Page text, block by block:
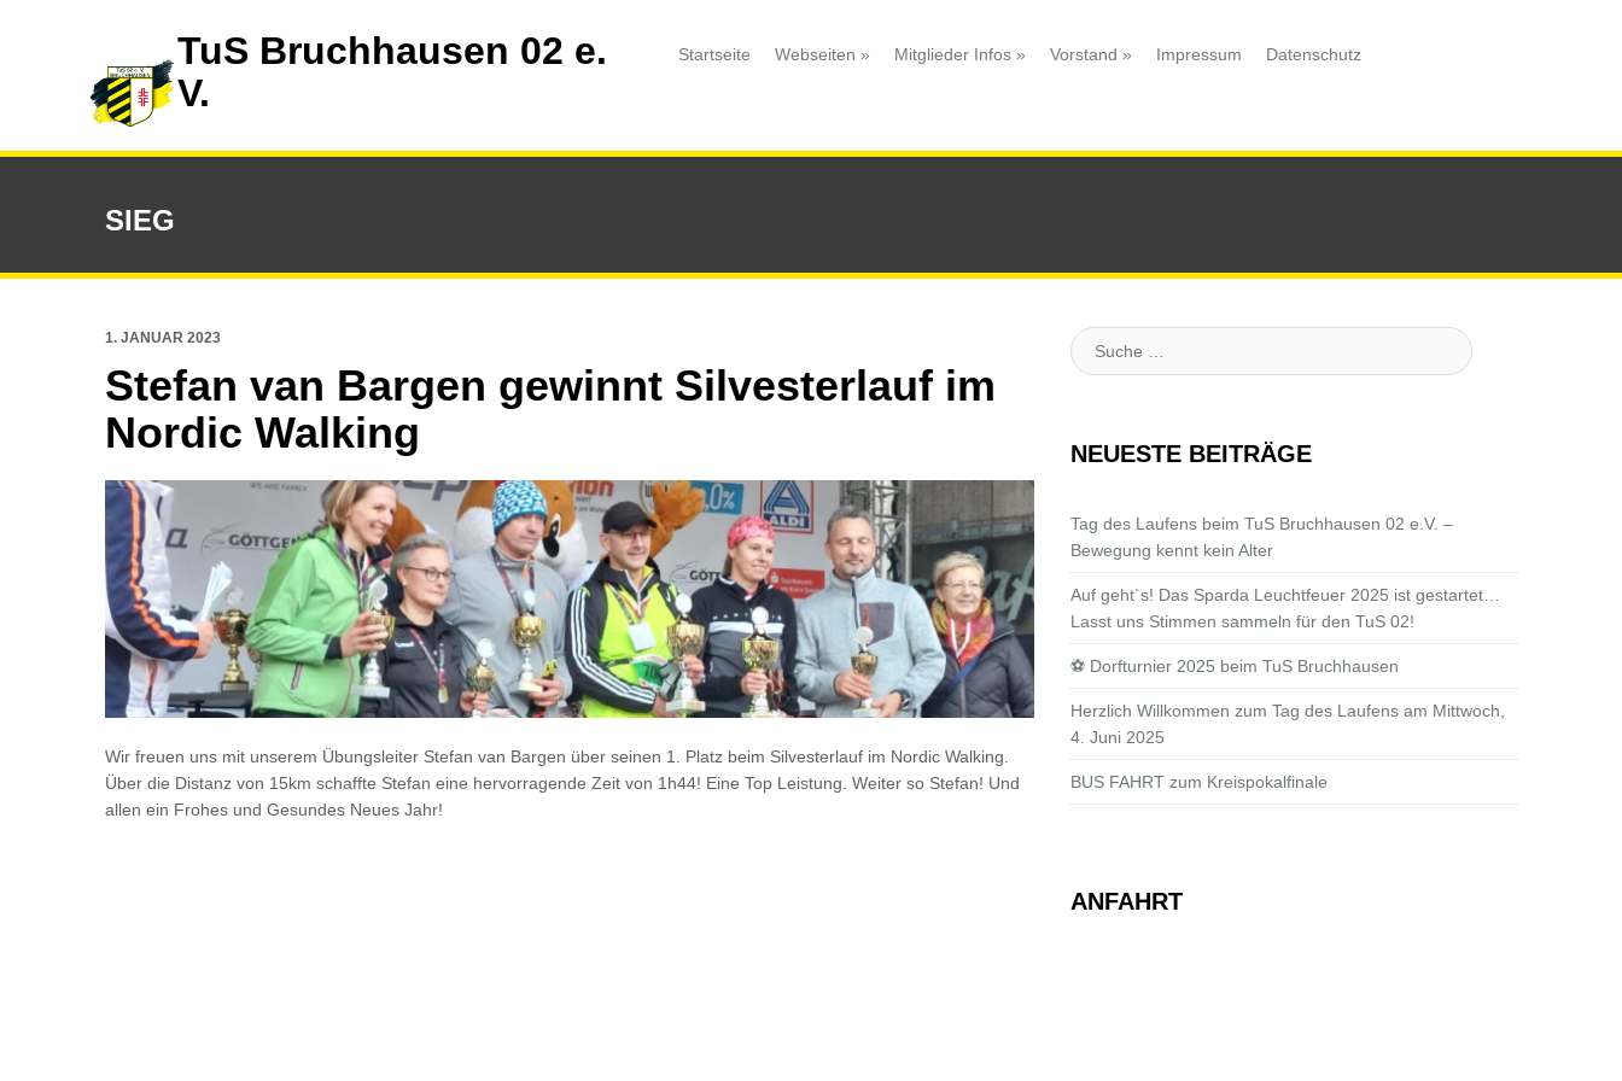
TuS Bruchhausen 02 e.
V.
Startseite Webseiten » Mitglieder Infos » Vorstand » Impressum Datenschutz
SIEG
1. JANUAR 2023
Stefan van Bargen gewinnt Silvesterlauf im
Nordic Walking
Wir freuen uns mit unserem Übungsleiter Stefan van Bargen über seinen 1. Platz beim Silvesterlauf im Nordic Walking.
Über die Distanz von 15km schaffte Stefan eine hervorragende Zeit von 1h44! Eine Top Leistung. Weiter so Stefan! Und
allen ein Frohes und Gesundes Neues Jahr!
Suche
:
NEUESTE BEITRÄGE
Tag des Laufens beim TuS Bruchhausen 02 e.V. –
Bewegung kennt kein Alter
Auf geht`s! Das Sparda Leuchtfeuer 2025 ist gestartet…
Lasst uns Stimmen sammeln für den TuS 02!
⚽ Dorfturnier 2025 beim TuS Bruchhausen
Herzlich Willkommen zum Tag des Laufens am Mittwoch,
4. Juni 2025
BUS FAHRT zum Kreispokalfinale
ANFAHRT